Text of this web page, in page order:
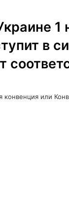
1
в
конвенция или